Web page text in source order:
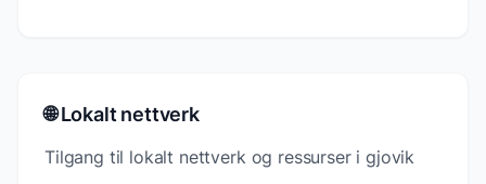
🌐 Lokalt nettverk
Tilgang til lokalt nettverk og ressurser i gjovik